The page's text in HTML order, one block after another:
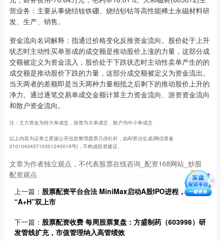
营业务：主要从事烧结钕铁硼、烧结钐钴等高性能稀土永磁材料研
发、生产、销售。
资金流向名词解释：指通过价格变化反推资金流向。股价处于上升
状态时主动性买单形成的成交额是推动股价上涨的力量，这部分成
交额被定义为资金流入，股价处于下跌状态时主动性卖单产生的的
成交额是推动股价下跌的力量，这部分成交额被定义为资金流出。
当天两者的差额即是当天两种力量相抵之后剩下的推动股价上升的
净力。通过逐笔交易单成交金额计算主力资金流向、游资资金流向
和散户资金流向。
注：主力资金为特大单成交，游资为大单成交，散户为中小单成交
以上内容为证券之星据公开信息整理股票几倍杠杆，由AI算法生成(网信算备
310104345710301240019号)，不构成投资建议。
文章为作者独立观点，不代表股票在线咨询_配资168网站_炒股
配资观点
上一篇： 股票配资平台合法 MiniMax启动A股IPO进程，冲刺
“A+H”双上市
下一篇： 股票配资收费 每周股票复盘：方盛制药（603998）研
发管线扩充，市值管理纳入高管绩效